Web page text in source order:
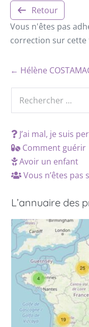
Retour
Vous n'êtes pas
correction sur cette
← Hélène
J’ai mal, je suis
Comment guérir
Avoir un enfant
Vous n’êtes pas
L’annuaire des